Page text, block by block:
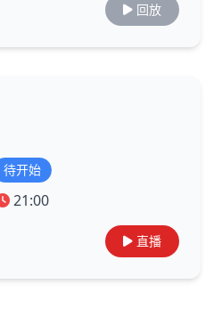
回放
待开始
21:00
直播